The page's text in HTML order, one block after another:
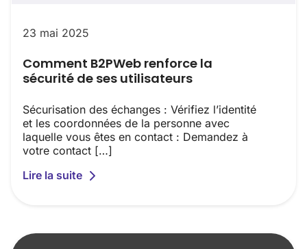
23 mai 2025
Comment B2PWeb renforce la
sécurité de ses utilisateurs
Sécurisation des échanges : Vérifiez l’identité
et les coordonnées de la personne avec
laquelle vous êtes en contact : Demandez à
votre contact […]
Lire la suite